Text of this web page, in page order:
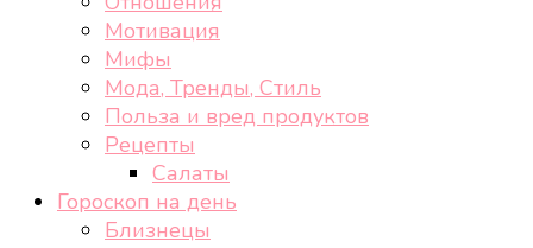
Мотивация
Мифы
Мода, Тренды, Стиль
Польза и вред продуктов
Рецепты
Салаты
Гороскоп на день
Близнецы